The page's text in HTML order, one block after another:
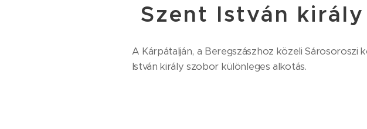
Szent István
A Kárpátalján, a Beregszászhoz közeli
István király szobor különleges alkotás.